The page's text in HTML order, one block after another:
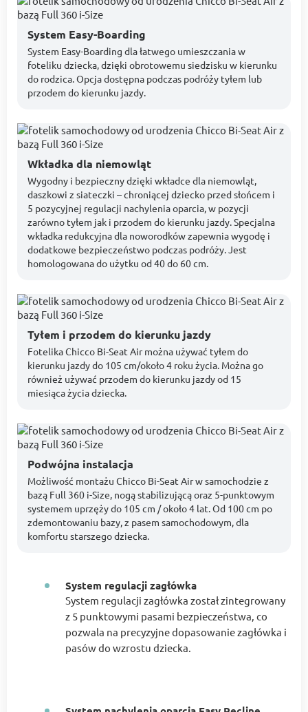
System Easy-Boarding
System Easy-Boarding dla łatwego umieszczania w
foteliku dziecka, dzięki obrotowemu siedzisku w kierunku
do rodzica. Opcja dostępna podczas podróży tyłem lub
przodem do kierunku jazdy.
Wkładka dla niemowląt
Wygodny i bezpieczny dzięki wkładce dla niemowląt,
daszkowi z siateczki – chroniącej dziecko przed słońcem i
5 pozycyjnej regulacji nachylenia oparcia, w pozycji
zarówno tyłem jak i przodem do kierunku jazdy. Specjalna
wkładka redukcyjna dla noworodków zapewnia wygodę i
dodatkowe bezpieczeństwo podczas podróży. Jest
homologowana do użytku od 40 do 60 cm.
Tyłem i przodem do kierunku jazdy
Fotelika Chicco Bi-Seat Air można używać tyłem do
kierunku jazdy do 105 cm/około 4 roku życia. Można go
również używać przodem do kierunku jazdy od 15
miesiąca życia dziecka.
Podwójna instalacja
Możliwość montażu Chicco Bi-Seat Air w samochodzie z
bazą Full 360 i-Size, nogą stabilizującą oraz 5-punktowym
systemem uprzęży do 105 cm / około 4 lat. Od 100 cm po
zdemontowaniu bazy, z pasem samochodowym, dla
komfortu starszego dziecka.
System regulacji zagłówka
System regulacji zagłówka został zintegrowany
z 5 punktowymi pasami bezpieczeństwa, co
pozwala na precyzyjne dopasowanie zagłówka i
pasów do wzrostu dziecka.